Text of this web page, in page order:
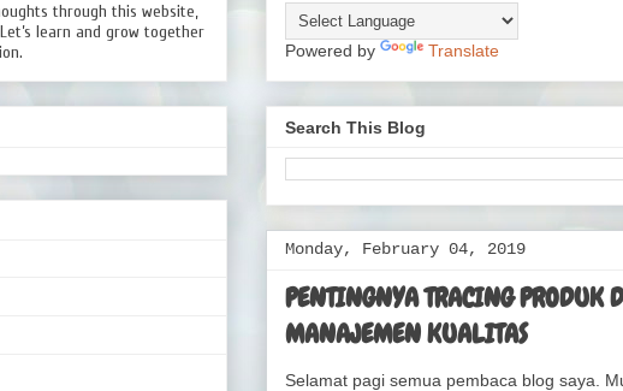
Powered by Translate
Search This Blog
Monday, February 04, 2019
PENTINGNYA TRACING PRODUK
MANAJEMEN KUALITAS
Selamat pagi semua pembaca blog saya.
through this website,
learn and grow together